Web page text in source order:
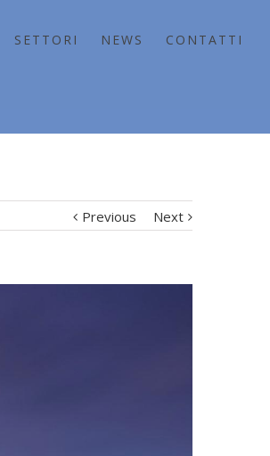
SETTORI NEWS CONTATTI
Previous Next